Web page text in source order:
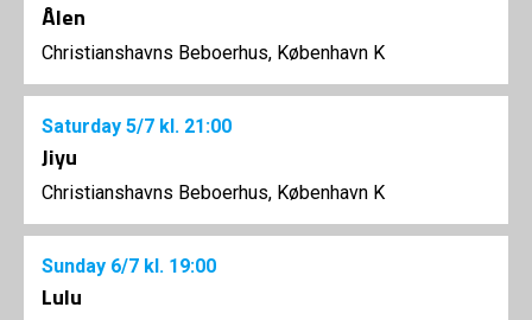
Ålen
Christianshavns Beboerhus, København K
Saturday 5/7 kl. 21:00
Jiyu
Christianshavns Beboerhus, København K
Sunday 6/7 kl. 19:00
Lulu